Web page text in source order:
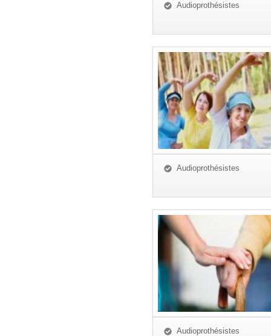
Audioprothésistes
Audioprothésistes
Audioprothésistes